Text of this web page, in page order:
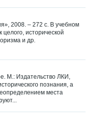
2008. – 272 с. В учебном
исторической
и др.
М.: Издательство ЛКИ,
познания, а
места